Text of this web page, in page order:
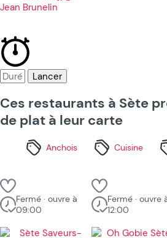
Jean Brunelin
Lancer
Ces restaurants à Sète
de plat à leur carte
Anchois Cuisine
Fermé · ouvre à
09:00
Fermé · ouvre
12:00